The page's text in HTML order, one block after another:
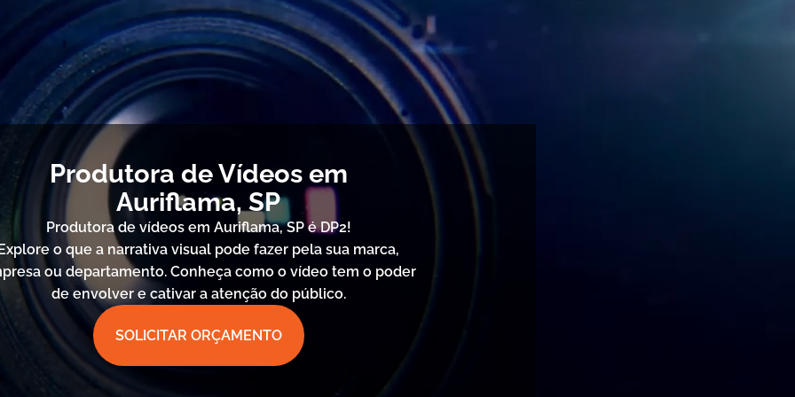
Produtora de Vídeos em
Auriflama, SP
Produtora de vídeos em Auriflama, SP é DP2!
o que a narrativa visual pode fazer pela sua marca,
ou departamento. Conheça como o vídeo tem o poder
de envolver e cativar a atenção do público.
SOLICITAR ORÇAMENTO